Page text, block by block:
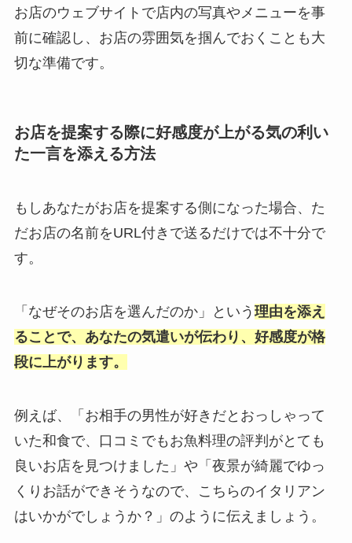
お店のウェブサイトで店内の写真やメニューを事
前に確認し、お店の雰囲気を掴んでおくことも大
切な準備です。
お店を提案する際に好感度が上がる気の利い
た一言を添える方法
もしあなたがお店を提案する側になった場合、た
だお店の名前をURL付きで送るだけでは不十分で
す。
「なぜそのお店を選んだのか」という 理由を添え
ることで、あなたの気遣いが伝わり、好感度が格
段に上がります。
例えば、「お相手の男性が好きだとおっしゃって
いた和食で、口コミでもお魚料理の評判がとても
良いお店を見つけました」や「夜景が綺麗でゆっ
くりお話ができそうなので、こちらのイタリアン
はいかがでしょうか？」のように伝えましょう。